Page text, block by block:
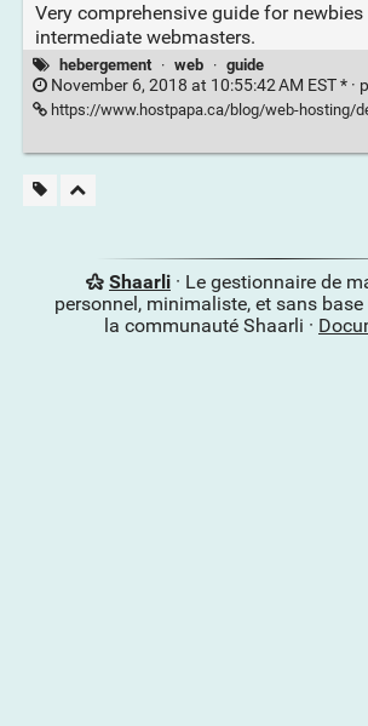
Very comprehensive guide for newbies
intermediate webmasters.
hebergement · web · guide
November 6, 2018 at 10:55:42 AM EST * ·
https://www.hostpapa.ca/blog/web-hosting/
Shaarli· Le gestionnaire de
personnel, minimaliste, et sans
la communauté Shaarli ·